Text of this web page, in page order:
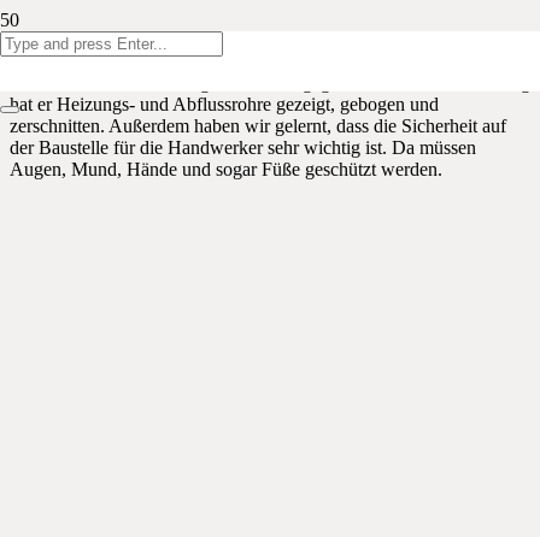
Am Dienstagvormittag haben wir wieder Besuch von einem
Handwerker bekommen. Der
hat er Heizungs- und Abflussrohre gezeigt, gebogen und
zerschnitten. Außerdem haben wir gelernt, dass die Sicherheit auf
der Baustelle für die Handwerker sehr wichtig ist. Da müssen
Augen, Mund, Hände und sogar Füße geschützt werden.